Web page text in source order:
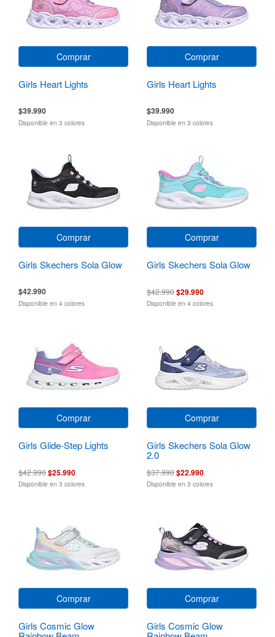
Comprar
Girls Heart Lights
$39.990
Disponible en 3 colores
Comprar
Girls Heart Lights
$39.990
Disponible en 3 colores
Comprar
Girls Skechers Sola Glow
$42.990
Disponible en 4 colores
Comprar
Girls Skechers Sola Glow
$42.990$29.990
Disponible en 4 colores
Comprar
Girls Glide-Step Lights
$42.990$25.990
Disponible en 3 colores
Comprar
Girls Skechers Sola Glow
2.0
$37.990$22.990
Disponible en 3 colores
Comprar
Girls Cosmic Glow
Comprar
Girls Cosmic Glow